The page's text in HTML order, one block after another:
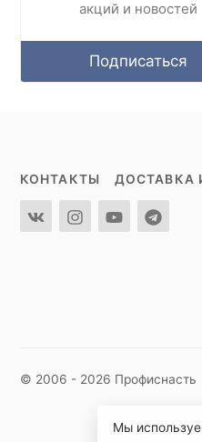
акций и новостей
Подписаться
КОНТАКТЫ ДОСТАВКА
© 2006 - 2026 Профиснасть
Мы